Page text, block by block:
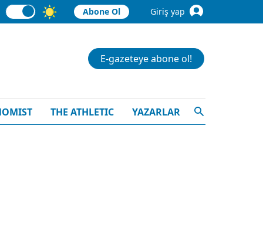
Abone Ol Giriş yap
E-gazeteye abone ol!
THE ATHLETIC YAZARLAR